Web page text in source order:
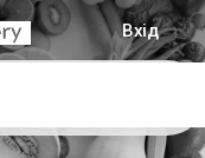
Вхід